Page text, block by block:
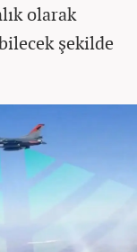
olarak
şekilde